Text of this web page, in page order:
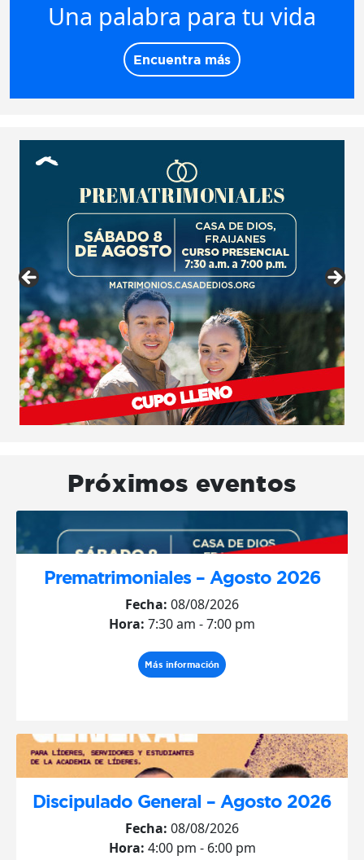
Una palabra para tu vida
Encuentra más
Próximos eventos
Prematrimoniales – Agosto 2026
Fecha: 08/08/2026
Hora: 7:30 am - 7:00 pm
Más información
Discipulado General – Agosto 2026
Fecha: 08/08/2026
Hora: 4:00 pm - 6:00 pm